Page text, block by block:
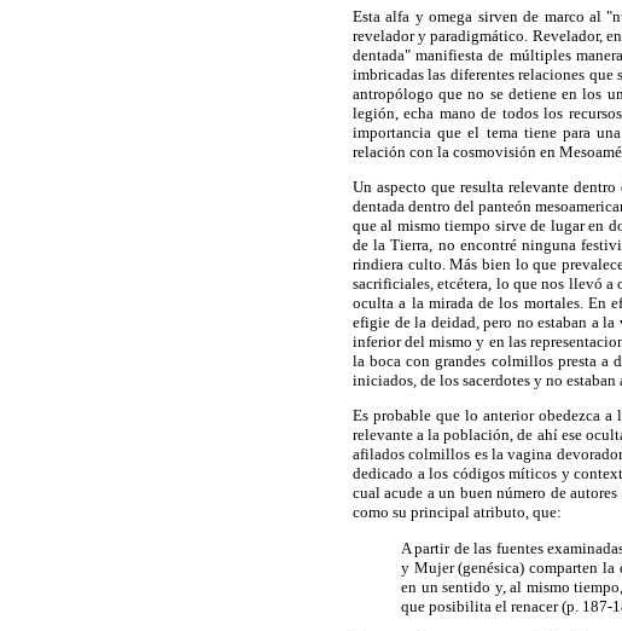
Esta alfa y omega sirven de marco al
revelador y paradigmático. Revelador,
dentada" manifiesta de múltiples
imbricadas las diferentes relaciones que
antropólogo que no se detiene en los
legión, echa mano de todos los
importancia que el tema tiene para
relación con la cosmovisión en
Un aspecto que resulta relevante
dentada dentro del panteón
que al mismo tiempo sirve de lugar en
de la Tierra, no encontré ninguna
rindiera culto. Más bien lo que
sacrificiales, etcétera, lo que nos llevó a
oculta a la mirada de los mortales. En
efigie de la deidad, pero no estaban a
inferior del mismo y en las
la boca con grandes colmillos presta a
iniciados, de los sacerdotes y no
Es probable que lo anterior obedezca
relevante a la población, de ahí ese
afilados colmillos es la vagina
dedicado a los códigos míticos y
cual acude a un buen número de
como su principal atributo, que:
A partir de las fuentes
y Mujer (genésica) comparten la
en un sentido y, al mismo
que posibilita el renacer (p. 187-